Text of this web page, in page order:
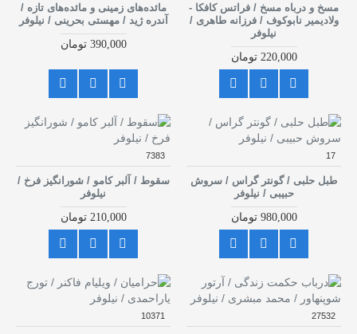
مسخ و درباه مسخ / فراتس کافکا -
ولادیمیر نابوکوف / فرزانه طاهری /
نیلوفر
220,000 تومان
مائده‌های زمینی و مائده‌های تازه /
آندره ژید / مهستی بحرینی / نیلوفر
390,000 تومان
17
طبل حلبی / گونتر گراس / سروش
حبیبی / نیلوفر
980,000 تومان
7383
سقوط / آلبر کامو / شورانگیز فرخ /
نیلوفر
210,000 تومان
27532
10371